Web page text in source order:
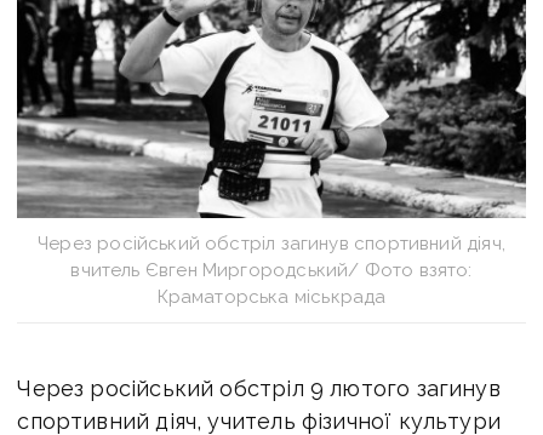
Через російський обстріл загинув спортивний діяч,
вчитель Євген Миргородський/ Фото взято:
Краматорська міськрада
Через російський обстріл 9 лютого загинув
спортивний діяч, учитель фізичної культури